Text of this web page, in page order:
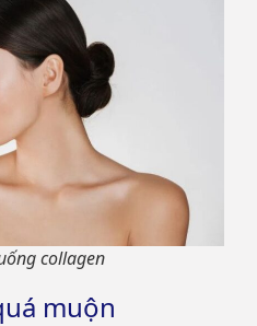
collagen
muộn